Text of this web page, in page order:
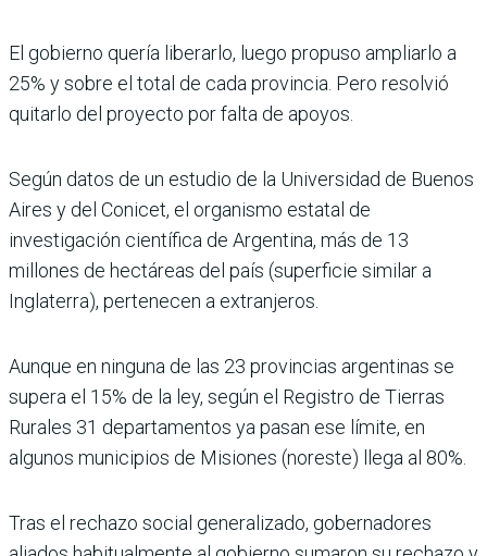
El gobierno quería liberarlo, luego propuso ampliarlo a
25% y sobre el total de cada provincia. Pero resolvió
quitarlo del proyecto por falta de apoyos.
Según datos de un estudio de la Universidad de Buenos
Aires y del Conicet, el organismo estatal de
investigación científica de Argentina, más de 13
millones de hectáreas del país (superficie similar a
Inglaterra), pertenecen a extranjeros.
Aunque en ninguna de las 23 provincias argentinas se
supera el 15% de la ley, según el Registro de Tierras
Rurales 31 departamentos ya pasan ese límite, en
algunos municipios de Misiones (noreste) llega al 80%.
Tras el rechazo social generalizado, gobernadores